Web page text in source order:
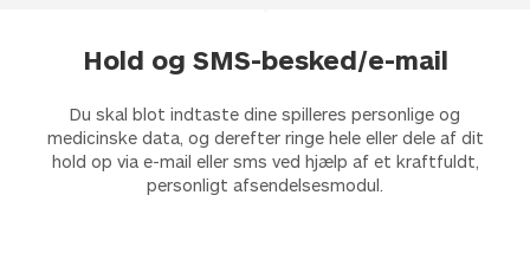
Hold og SMS-besked/e-mail
Du skal blot indtaste dine spilleres personlige og
medicinske data, og derefter ringe hele eller dele af dit
hold op via e-mail eller sms ved hjælp af et kraftfuldt,
personligt afsendelsesmodul.